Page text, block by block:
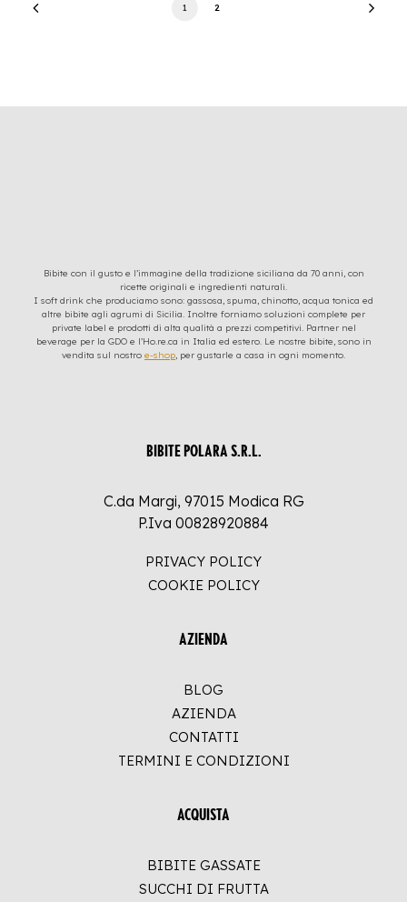
1 2
Bibite con il gusto e l’immagine della tradizione siciliana da 70 anni, con
ricette originali e ingredienti naturali.
I soft drink che produciamo sono: gassosa, spuma, chinotto, acqua tonica ed
altre bibite agli agrumi di Sicilia. Inoltre forniamo soluzioni complete per
private label e prodotti di alta qualità a prezzi competitivi. Partner nel
beverage per la GDO e l’Ho.re.ca in Italia ed estero. Le nostre bibite, sono in
vendita sul nostro e-shop, per gustarle a casa in ogni momento.
BIBITE POLARA S.R.L.
C.da Margi, 97015 Modica RG
P.Iva 00828920884
PRIVACY POLICY
COOKIE POLICY
AZIENDA
BLOG
AZIENDA
CONTATTI
TERMINI E CONDIZIONI
ACQUISTA
BIBITE GASSATE
SUCCHI DI FRUTTA